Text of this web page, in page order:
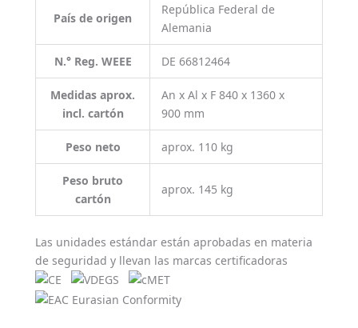
País de origen
República Federal de
Alemania
N.° Reg. WEEE DE 66812464
Medidas aprox.
incl. cartón
An x Al x F 840 x 1360 x
900 mm
Peso neto aprox. 110 kg
Peso bruto
cartón
aprox. 145 kg
Las unidades estándar están aprobadas en materia
de seguridad y llevan las marcas certificadoras